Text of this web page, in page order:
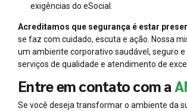
exigências do eSocial.
Acreditamos que segurança é estar
se faz com cuidado, escuta e ação. Nossa
um ambiente corporativo saudável, seguro
serviços de qualidade e atendimento de
Entre em contato com a
Se você deseja transformar o ambiente da